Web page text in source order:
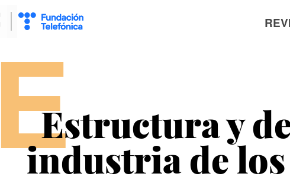
EEstructura y
industria de